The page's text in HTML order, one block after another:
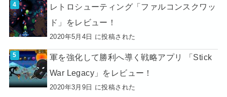
レトロシューティング「ファルコンスクワッ
ド」をレビュー！
2020年5月4日 に投稿された
軍を強化して勝利へ導く戦略アプリ 「Stick
War Legacy」をレビュー！
2020年3月9日 に投稿された